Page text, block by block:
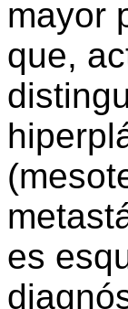
mayor
que,
es